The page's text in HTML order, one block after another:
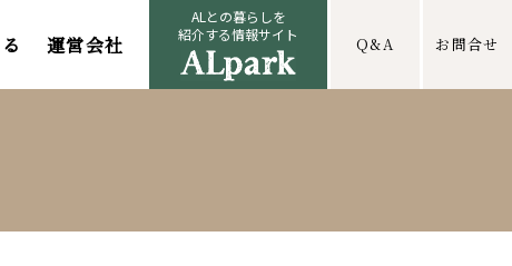
運営会社
ALとの暮らしを
紹介する情報サイト
Q&A お問合せ